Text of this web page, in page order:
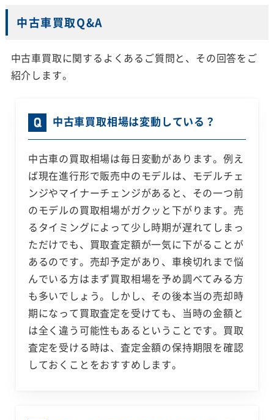
中古車買取Q&A
中古車買取に関するよくあるご質問と、その回答をご
紹介します。
中古車買取相場は変動している？
中古車の買取相場は毎日変動があります。例え
ば現在進行形で販売中のモデルは、モデルチェ
ンジやマイナーチェンジがあると、その一つ前
のモデルの買取相場がガクッと下がります。売
るタイミングによって少し時期が遅れてしまっ
ただけでも、買取査定額が一気に下がることが
あるのです。売却予定があり、車検切れまで悩
んでいる方はまず買取相場を予め調べてみる方
も多いでしょう。しかし、その後本当の売却時
期になって買取査定を受けても、当時の金額と
は全く違う可能性もあるということです。買取
査定を受ける時は、査定金額の保持期限を確認
しておくことをおすすめします。